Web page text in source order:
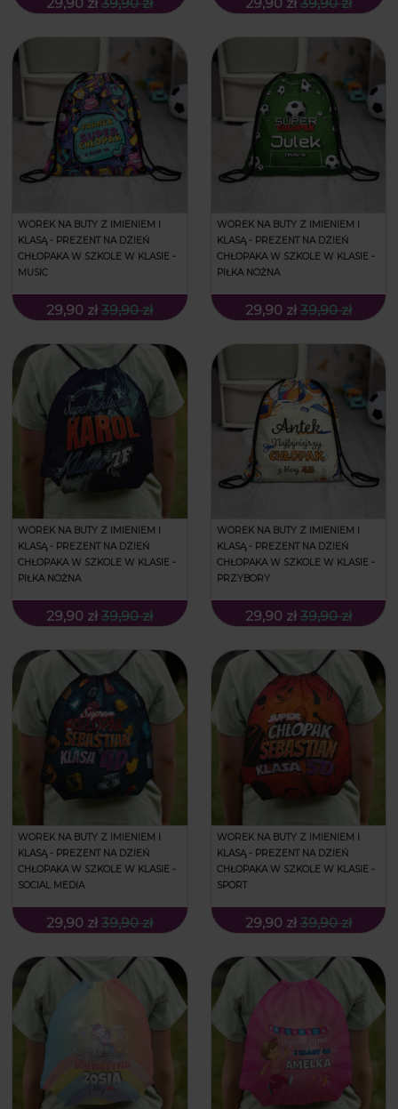
WOREK NA BUTY Z IMIENIEM I
KLASĄ - PREZENT NA DZIEŃ
CHŁOPAKA W SZKOLE W KLASIE -
MUSIC
29,90 zł 39,90 zł
WOREK NA BUTY Z IMIENIEM I
KLASĄ - PREZENT NA DZIEŃ
CHŁOPAKA W SZKOLE W KLASIE -
PIŁKA NOŻNA
29,90 zł 39,90 zł
WOREK NA BUTY Z IMIENIEM I
KLASĄ - PREZENT NA DZIEŃ
CHŁOPAKA W SZKOLE W KLASIE -
PIŁKA NOŻNA
29,90 zł 39,90 zł
WOREK NA BUTY Z IMIENIEM I
KLASĄ - PREZENT NA DZIEŃ
CHŁOPAKA W SZKOLE W KLASIE -
PRZYBORY
29,90 zł 39,90 zł
WOREK NA BUTY Z IMIENIEM I
KLASĄ - PREZENT NA DZIEŃ
CHŁOPAKA W SZKOLE W KLASIE -
SOCIAL MEDIA
29,90 zł 39,90 zł
WOREK NA BUTY Z IMIENIEM I
KLASĄ - PREZENT NA DZIEŃ
CHŁOPAKA W SZKOLE W KLASIE -
SPORT
29,90 zł 39,90 zł